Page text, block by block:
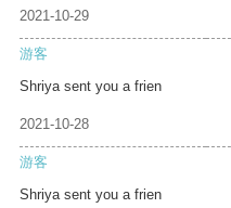
2021-10-29
游客
Shriya sent you a frien
2021-10-28
游客
Shriya sent you a frien